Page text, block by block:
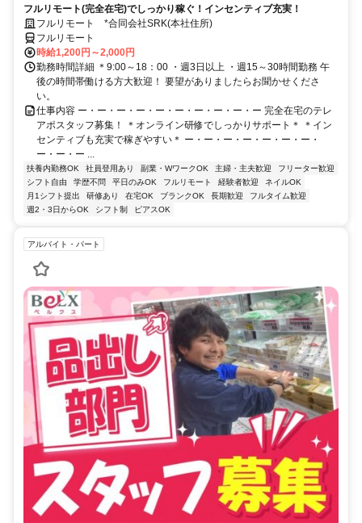
フルリモート(完全在宅)でしっかり稼ぐ！インセンティブ充実！
フルリモート *合同会社SRK(本社住所)
フルリモート
時給1,200円～2,000円
勤務時間詳細 ＊9:00～18：00 ・週3日以上 ・週15～30時間勤務 午
後の時間帯働ける方大歓迎！ 要望がありましたらお聞かせくださ
い。
仕事内容 ー・ー・ー・ー・ー・ー・ー・ー・ー・ー 完全在宅のテレ
アポスタッフ募集！ ＊オンライン研修でしっかりサポート＊ ＊イン
センティブも充実で稼ぎやすい＊ ー・ー・ー・ー・ー・ー・ー・
ー・ー・ー ...
扶養内勤務OK 社員登用あり 副業・WワークOK 主婦・主夫歓迎
フリーター歓迎
シフト自由
学歴不問 平日のみOK フルリモート 経験者歓迎
ネイルOK
月1シフト提出
研修あり 在宅OK ブランクOK 長期歓迎
フルタイム歓迎
週2・3日からOK
シフト制 ピアスOK
アルバイト・パート